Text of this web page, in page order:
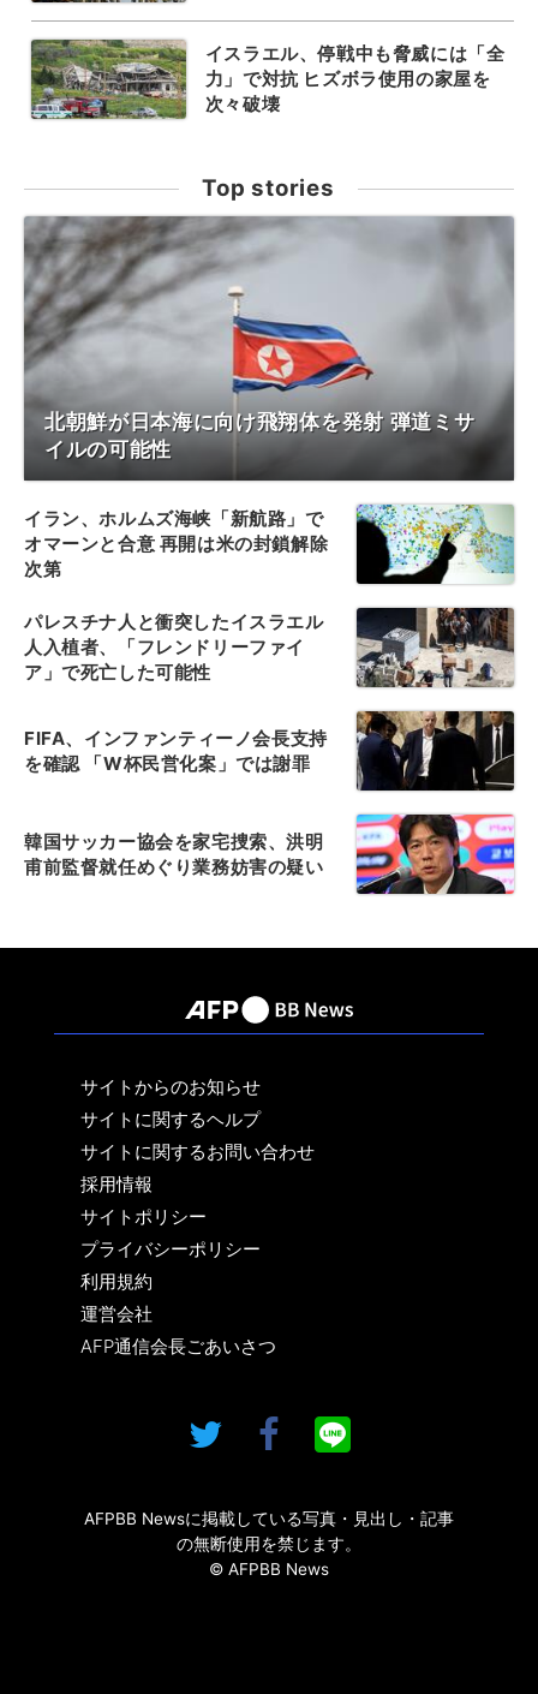
イスラエル、停戦中も脅威には「全
力」で対抗 ヒズボラ使用の家屋を
次々破壊
Top stories
北朝鮮が日本海に向け飛翔体を発射 弾道ミサ
イルの可能性
イラン、ホルムズ海峡「新航路」で
オマーンと合意 再開は米の封鎖解除
次第
パレスチナ人と衝突したイスラエル
人入植者、「フレンドリーファイ
ア」で死亡した可能性
FIFA、インファンティーノ会長支持
を確認 「W杯民営化案」では謝罪
韓国サッカー協会を家宅捜索、洪明
甫前監督就任めぐり業務妨害の疑い
サイトからのお知らせ
サイトに関するヘルプ
サイトに関するお問い合わせ
採用情報
サイトポリシー
プライバシーポリシー
利用規約
運営会社
AFP通信会長ごあいさつ
AFPBB Newsに掲載している写真・見出し・記事
の無断使用を禁じます。
© AFPBB News